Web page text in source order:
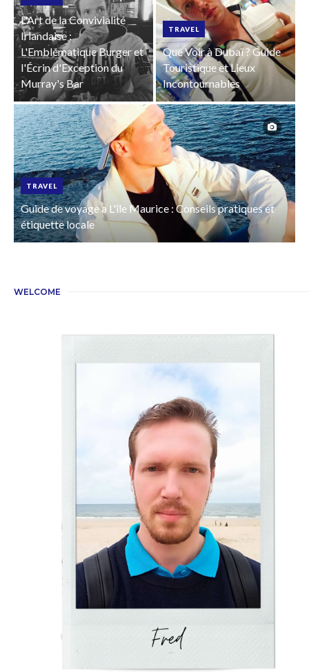
L'Art de la Convivialité
Irlandaise :
L'Emblématique Burger et
l'Écrin d'Exception du
Murray's Bar
TRAVEL
Que Voir à Dubaï ? Guide
Touristique et Lieux
Incontournables
TRAVEL
Guide de voyage a L'île Maurice : Conseils pratiques et
étiquette locale
WELCOME